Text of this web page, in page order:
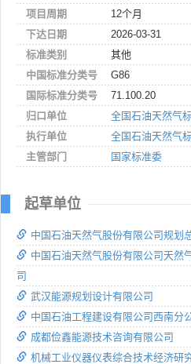
项目周期
12个月
下达日期
2026-03-31
标准类别
其他
中国标准分类号
G86
国际标准分类号
71.100.20
归口单位
全国石油天然气
执行单位
全国石油天然气
主管部门
国家标准委
起草单位
中国石油天然气股份有限公司规划
中国石油天然气股份有限公司天然
司
武汉能源规划设计有限公司
中国石油工程建设有限公司西南分
成都俭鑫能源技术咨询有限公司
机械工业仪器仪表综合技术经济研